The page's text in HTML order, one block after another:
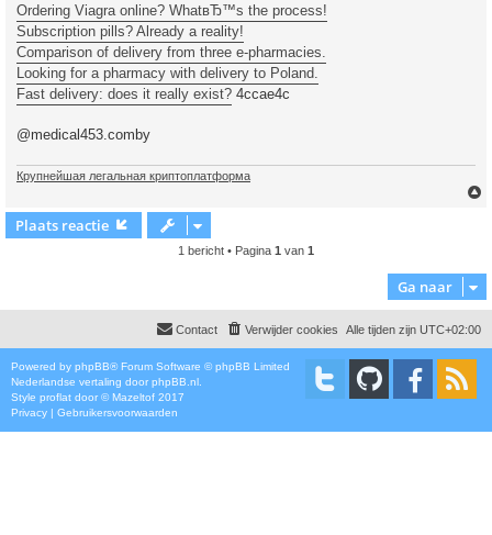
Ordering Viagra online? WhatвЂ™s the process!
Subscription pills? Already a reality!
Comparison of delivery from three e-pharmacies.
Looking for a pharmacy with delivery to Poland.
Fast delivery: does it really exist? 4ccae4c
@medical453.comby
Крупнейшая легальная криптоплатформа
Plaats reactie
1 bericht • Pagina 1 van 1
Ga naar
Alle tijden zijn UTC+02:00
Verwijder cookies
Contact
Powered by phpBB® Forum Software © phpBB Limited
Nederlandse vertaling door phpBB.nl
Style proflat door ©Mazeltof 2017
Privacy | Gebruikersvoorwaarden